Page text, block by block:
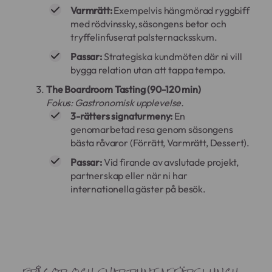
Varmrätt:Exempelvis hängmörad ryggbiff
med rödvinssky, säsongens betor och
tryffelinfuserat palsternacksskum.
Passar:Strategiska kundmöten där ni vill
bygga relation utan att tappa tempo.
The Boardroom Tasting (90-120 min)
Fokus: Gastronomisk upplevelse.
3-rätters signaturmeny: En
genomarbetad resa genom säsongens
bästa råvaror (Förrätt, Varmrätt, Dessert).
Passar:Vid firande av avslutade projekt,
partnerskap eller när ni har
internationella gäster på besök.